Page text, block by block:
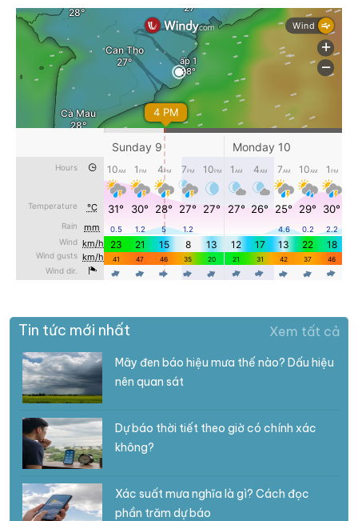
Tin tức mới nhất Xem tất cả
Mây đen báo hiệu mưa thế nào? Dấu hiệu
nên quan sát
Dự báo thời tiết theo giờ có chính xác
không?
Xác suất mưa nghĩa là gì? Cách đọc
phần trăm dự báo